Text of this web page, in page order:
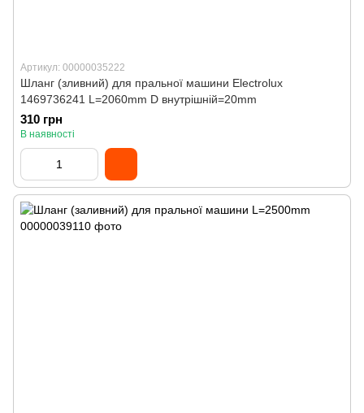
Артикул: 00000035222
Шланг (зливний) для пральної машини Electrolux
1469736241 L=2060mm D внутрішній=20mm
310 грн
В наявності